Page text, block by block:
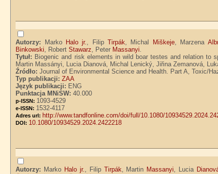
Autorzy: Marko Halo jr., FilipTirpák, Michal Miškeje, Marzena
Binkowski, RobertStawarz, Peter Massanyi.
Tytuł: Biogenic and risk elements in wild boar testes and relation to
Martin Massányi, Lucia Dianová, Michal Lenický, Jiřina Zemanová,
Źródło:Journal of Environmental Science and Health. Part A, Toxic/
Typ publikacji:ZAA
Język publikacji: ENG
Punktacja MNiSW:40.000
p-ISSN: 1093-4529
e-ISSN: 1532-4117
Adres url: http://www.tandfonline.com/doi/full/10.1080/
DOI: 10.1080/10934529.2024.2422218
Autorzy: Marko Halo jr., Filip Tirpák, Martin Massanyi, Lucia